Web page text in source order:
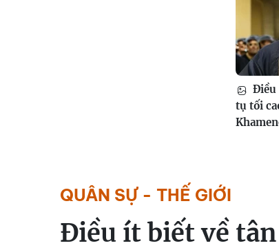
Điều
tụ tối
QUÂN SỰ - THẾ GIỚI
Điều ít biết về